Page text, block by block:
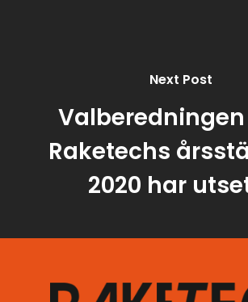
Next Post
Raketechs
2020 har